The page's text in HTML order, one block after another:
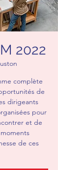
2022
complète
de
dirigeants
pour
et de
de ces